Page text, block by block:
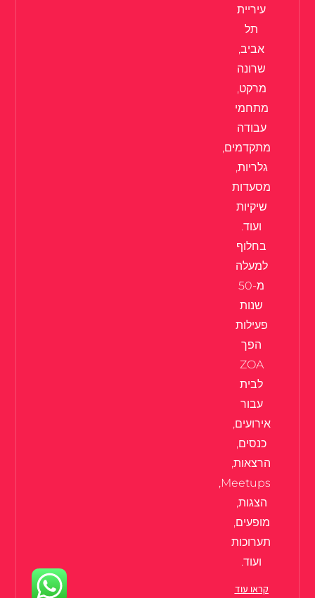
עיריית
תל
אביב,
שרונה
מרקט,
מתחמי
עבודה
מתקדמים,
גלריות,
מסעדות
שיקיות
ועוד.
בחלוף
למעלה
מ-50
שנות
פעילות
הפך
ZOA
לבית
עבור
אירועים,
כנסים,
הרצאות,
Meetups,
הצגות,
מופעים,
תערוכות
ועוד.
קראו עוד